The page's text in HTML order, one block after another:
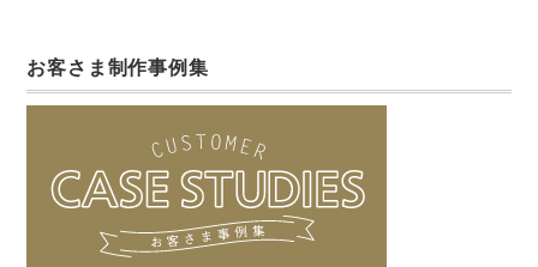
お客さま制作事例集